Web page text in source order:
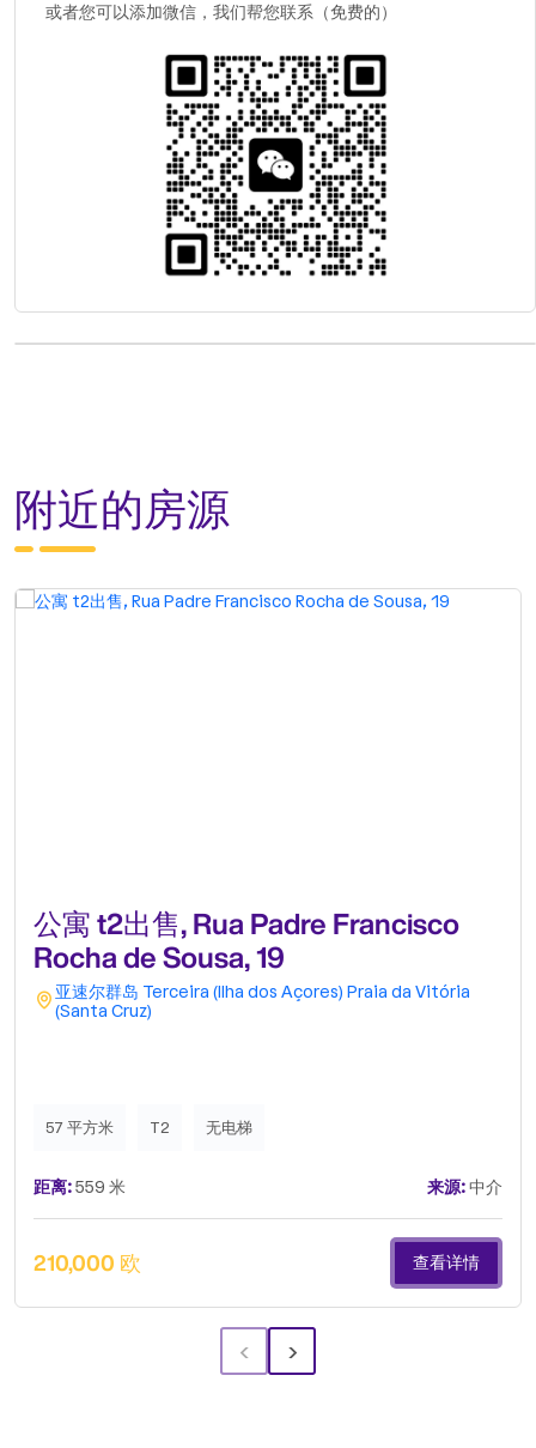
或者您可以添加微信，我们帮您联系（免费的）
附近的房源
公寓 t2出售, Rua Padre Francisco
Rocha de Sousa, 19
亚速尔群岛 Terceira (Ilha dos Açores) Praia da Vitória
(Santa Cruz)
57 平方米 T2 无电梯
距离:559 米 来源:中介
210,000 欧 查看详情
‹ ›